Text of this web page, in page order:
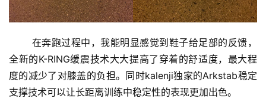
在奔跑过程中，我能明显感觉到鞋子给足部的反馈，
全新的K-RING缓震技术大大提高了穿着的舒适度，最大程
度的减少了对膝盖的负担。同时kalenji独家的Arkstab稳定
支撑技术可以让长距离训练中稳定性的表现更加出色。